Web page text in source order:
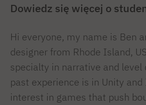
Dowiedz się więcej o
Hi everyone, my name is Ben
designer from Rhode Island,
specialty in narrative and level
past experience is in Unity and
interest in games that push